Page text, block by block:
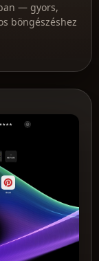
— gyors,
böngészéshez